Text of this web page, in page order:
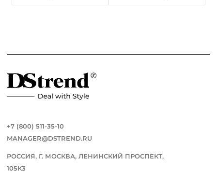
+7 (800) 511-35-10
MANAGER@DSTREND.RU
РОССИЯ, Г. МОСКВА, ЛЕНИНСКИЙ ПРОСПЕКТ,
105К3